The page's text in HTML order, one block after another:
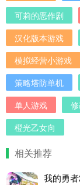
可莉的恶作剧
汉化版本游戏
模拟经营小游戏
策略塔防单机
单人游戏
橙光乙女向
相关推荐
我的勇